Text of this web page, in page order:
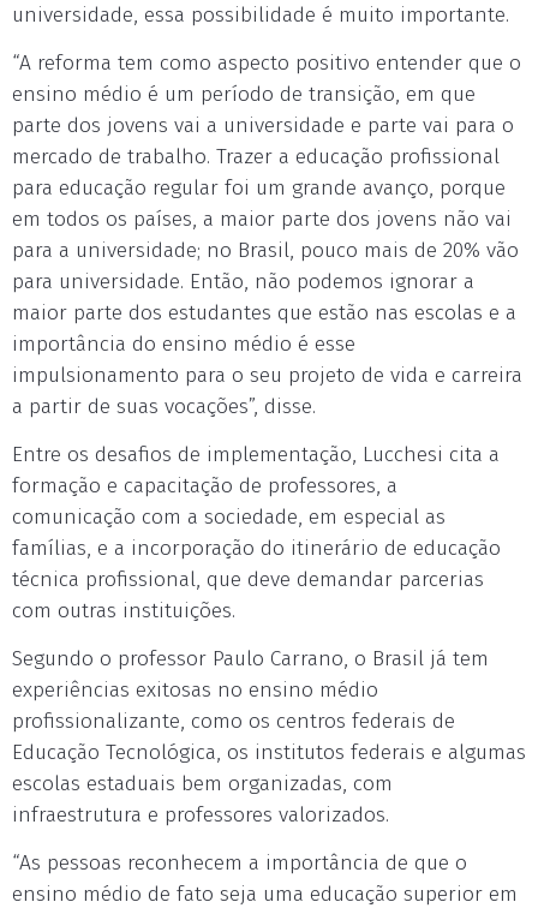
universidade, essa possibilidade é muito importante.
“A reforma tem como aspecto positivo entender que o
ensino médio é um período de transição, em que
parte dos jovens vai a universidade e parte vai para o
mercado de trabalho. Trazer a educação profissional
para educação regular foi um grande avanço, porque
em todos os países, a maior parte dos jovens não vai
para a universidade; no Brasil, pouco mais de 20% vão
para universidade. Então, não podemos ignorar a
maior parte dos estudantes que estão nas escolas e a
importância do ensino médio é esse
impulsionamento para o seu projeto de vida e carreira
a partir de suas vocações”, disse.
Entre os desafios de implementação, Lucchesi cita a
formação e capacitação de professores, a
comunicação com a sociedade, em especial as
famílias, e a incorporação do itinerário de educação
técnica profissional, que deve demandar parcerias
com outras instituições.
Segundo o professor Paulo Carrano, o Brasil já tem
experiências exitosas no ensino médio
profissionalizante, como os centros federais de
Educação Tecnológica, os institutos federais e algumas
escolas estaduais bem organizadas, com
infraestrutura e professores valorizados.
“As pessoas reconhecem a importância de que o
ensino médio de fato seja uma educação superior em